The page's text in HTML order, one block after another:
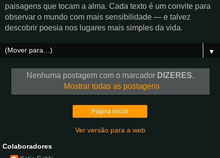
paisagens que tocam a alma. Cada texto é um convite para
observar o mundo com mais sensibilidade — e talvez
descobrir poesia nos lugares mais simples da vida.
▼
Nenhuma postagem com o marcador DIZERES.
Mostrar todas as postagens
Página inicial
Ver versão para a web
Colaboradores